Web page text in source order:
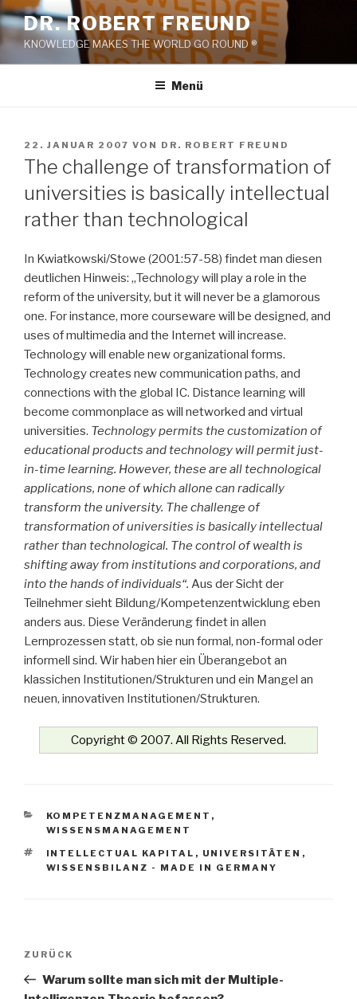
Zum
Inhalt
springen
DR. ROBERT FREUND
KNOWLEDGE MAKES THE WORLD GO ROUND ®
Menü
VERÖFFENTLICHT
AM
22. JANUAR 2007 VON DR. ROBERT FREUND
The challenge of transformation of
universities is basically intellectual
rather than technological
In Kwiatkowski/Stowe (2001:57-58) findet man diesen
deutlichen Hinweis: „Technology will play a role in the
reform of the university, but it will never be a glamorous
one. For instance, more courseware will be designed, and
uses of multimedia and the Internet will increase.
Technology will enable new organizational forms.
Technology creates new communication paths, and
connections with the global IC. Distance learning will
become commonplace as will networked and virtual
universities. Technology permits the customization of
educational products and technology will permit just-
in-time learning. However, these are all technological
applications, none of which allone can radically
transform the university. The challenge of
transformation of universities is basically intellectual
rather than technological. The control of wealth is
shifting away from institutions and corporations, and
into the hands of individuals“. Aus der Sicht der
Teilnehmer sieht Bildung/Kompetenzentwicklung eben
anders aus. Diese Veränderung findet in allen
Lernprozessen statt, ob sie nun formal, non-formal oder
informell sind. Wir haben hier ein Überangebot an
klassichen Institutionen/Strukturen und ein Mangel an
neuen, innovativen Institutionen/Strukturen.
Copyright © 2007. All Rights Reserved.
KATEGORIEN
KOMPETENZMANAGEMENT ,
WISSENSMANAGEMENT
SCHLAGWÖRTER
INTELLECTUAL KAPITAL , UNIVERSITÄTEN ,
WISSENSBILANZ - MADE IN GERMANY
Beitrags-
Vorheriger
Beitrag
ZURÜCK
Warum sollte man sich mit der Multiple-